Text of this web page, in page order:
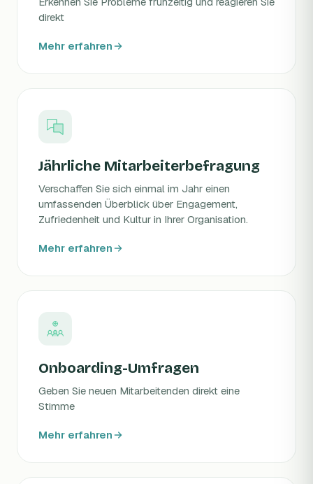
direkt
Mehr erfahren
Jährliche Mitarbeiterbefragung
Verschaffen Sie sich einmal im Jahr einen
umfassenden Überblick über Engagement,
Zufriedenheit und Kultur in Ihrer Organisation.
Mehr erfahren
Onboarding-Umfragen
Geben Sie neuen Mitarbeitenden direkt eine
Stimme
Mehr erfahren